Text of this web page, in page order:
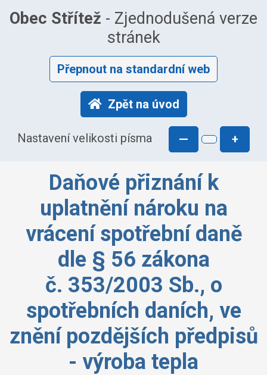
Obec Střítež - Zjednodušená verze
stránek
Přepnout na standardní web
Zpět na úvod
Nastavení velikosti písma — +
Daňové přiznání k
uplatnění nároku na
vrácení spotřební daně
dle § 56 zákona
č. 353/2003 Sb., o
spotřebních daních, ve
znění pozdějších předpisů
- výroba tepla